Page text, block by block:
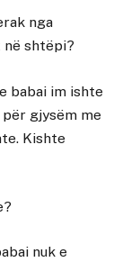
nga
në shtëpi?
babai im ishte
gjysëm me
Kishte
nuk e